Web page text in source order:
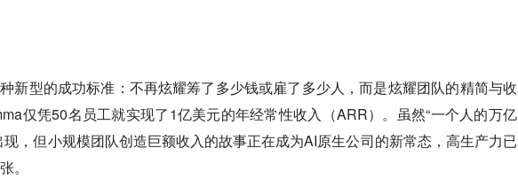
新型的成功标准：不再炫耀筹了多少钱或雇了多少人，而是炫耀团队的精简与收
仅凭50名员工就实现了1亿美元的年经常性收入（ARR）。虽然“一个人的万亿
现，但小规模团队创造巨额收入的故事正在成为AI原生公司的新常态，高生产力已
。